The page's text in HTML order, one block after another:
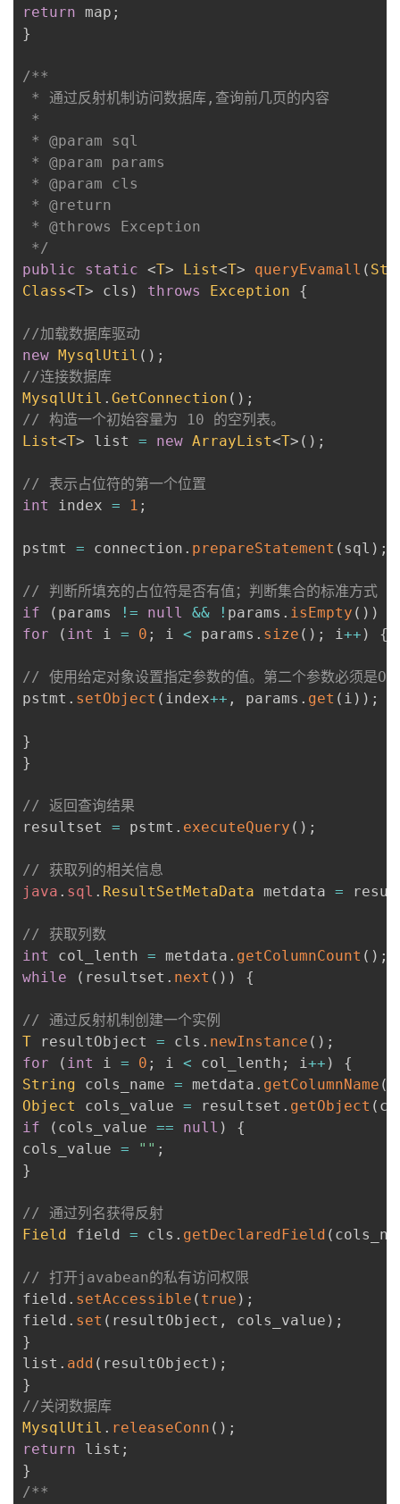
return map ;
}
/**
* 通过反射机制访问数据库,查询前几页的内容
*
* @param sql
* @param params
* @param cls
* @return
* @throws Exception
*/
public
static <T> List<T> queryEvamall (
Class<T> cls ) throws Exception {
//加载数据库驱动
new MysqlUtil ( ) ;
//连接数据库
MysqlUtil . GetConnection ( ) ;
// 构造一个初始容量为 10 的空列表。
List<T> list = new ArrayList<T> ( ) ;
// 表示占位符的第一个位置
int
index = 1 ;
pstmt = connection . prepareStatement ( sql ) ;
// 判断所填充的占位符是否有值；判断集合的标准方式
if
( params != null && ! params . isEmpty ( ) )
for
( int i = 0 ; i < params . size ( ) ; i++ ) {
// 使用给定对象设置指定参数的值。第二个参数必须是
pstmt . setObject ( index++ , params . get ( i ) ) ;
}
}
// 返回查询结果
resultset = pstmt . executeQuery ( ) ;
// 获取列的相关信息
java . sql . ResultSetMetaData metdata =
// 获取列数
int
col_lenth = metdata . getColumnCount ( ) ;
while
( resultset . next ( ) ) {
// 通过反射机制创建一个实例
T resultObject = cls . newInstance ( ) ;
for
( int i = 0 ; i < col_lenth ; i++ )
{
String cols_name = metdata . getColumnName (
Object
cols_value = resultset . getObject (
if
( cols_value == null )
{
cols_value = "" ;
}
// 通过列名获得反射
Field field = cls . getDeclaredField (
// 打开javabean的私有访问权限
field . setAccessible ( true ) ;
field . set ( resultObject , cols_value ) ;
}
list . add ( resultObject ) ;
}
//关闭数据库
MysqlUtil . releaseConn ( ) ;
return list ;
}
/**